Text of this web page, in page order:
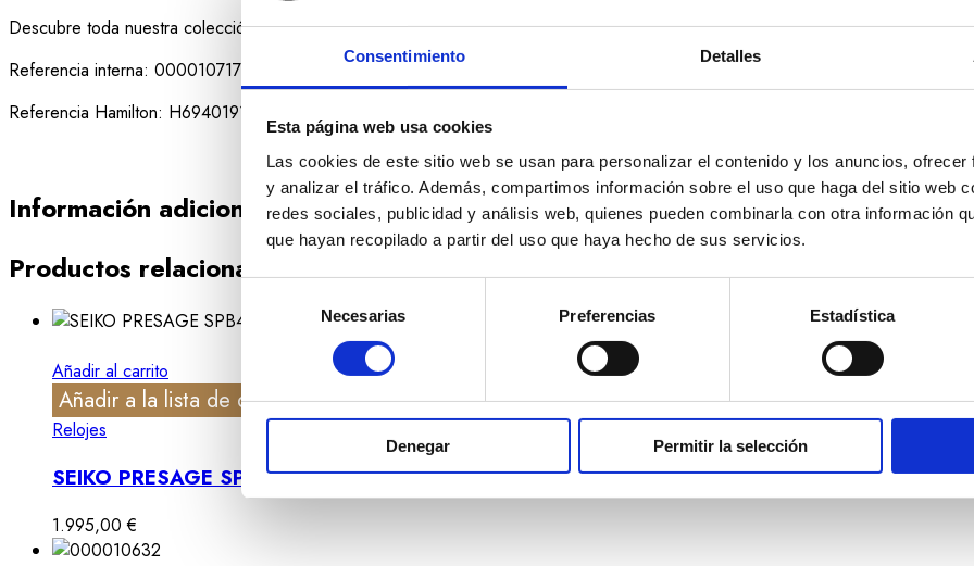
Consentimiento Detalles
Esta página web usa cookies
Las cookies de este sitio web se usan para personalizar el contenido y los anuncios,
y analizar el tráfico. Además, compartimos información sobre el uso que haga del sitio web
redes sociales, publicidad y análisis web, quienes pueden combinarla con otra información
que hayan recopilado a partir del uso que haya hecho de sus servicios.
de
consentimiento
Necesarias Preferencias Estadística
Denegar Permitir la selección
Descubre toda nuestra colección de los relojesHamilton.
Referencia interna: 000010717
Referencia Hamilton: H69401910
Información adicional
Productos relacionados
Añadir al carrito
Añadir a la lista de deseos Vista rápida
Relojes
SEIKO PRESAGE SPB447J1 Classic Series
1.995,00€